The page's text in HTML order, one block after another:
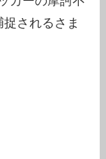
されるさま